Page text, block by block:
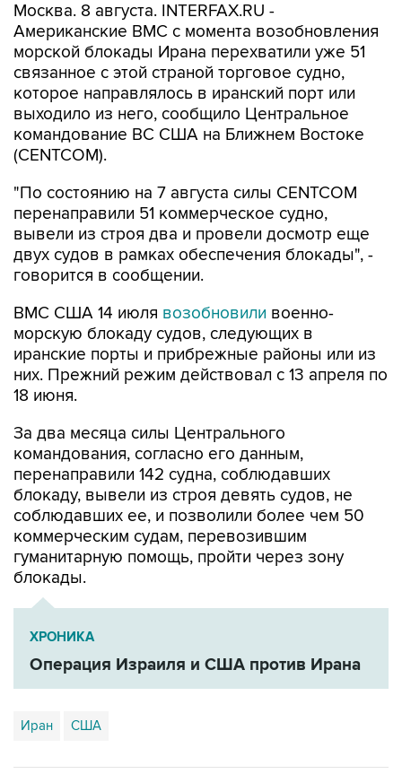
Москва. 8 августа. INTERFAX.RU -
Американские ВМС с момента возобновления
морской блокады Ирана перехватили уже 51
связанное с этой страной торговое судно,
которое направлялось в иранский порт или
выходило из него, сообщило Центральное
командование ВС США на Ближнем Востоке
(CENTCOM).
"По состоянию на 7 августа силы CENTCOM
перенаправили 51 коммерческое судно,
вывели из строя два и провели досмотр еще
двух судов в рамках обеспечения блокады", -
говорится в сообщении.
ВМС США 14 июля возобновили военно-
морскую блокаду судов, следующих в
иранские порты и прибрежные районы или из
них. Прежний режим действовал с 13 апреля по
18 июня.
За два месяца силы Центрального
командования, согласно его данным,
перенаправили 142 судна, соблюдавших
блокаду, вывели из строя девять судов, не
соблюдавших ее, и позволили более чем 50
коммерческим судам, перевозившим
гуманитарную помощь, пройти через зону
блокады.
ХРОНИКА
Операция Израиля и США против Ирана
Иран США